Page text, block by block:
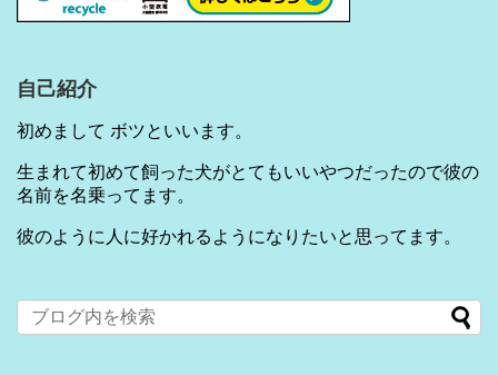
自己紹介
初めまして ボツといいます。
生まれて初めて飼った犬がとてもいいやつだったので彼の
名前を名乗ってます。
彼のように人に好かれるようになりたいと思ってます。